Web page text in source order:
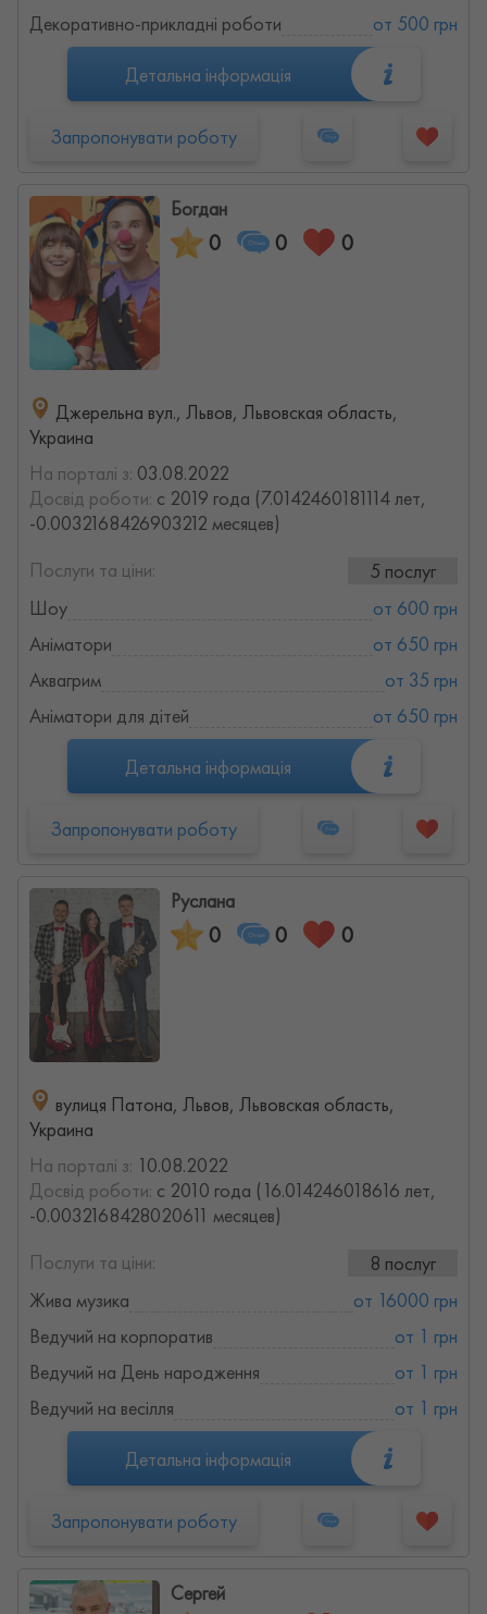
Декоративно-прикладні роботи
от 500 грн
Детальна інформація
Запропонувати роботу
Богдан
0 0 0
Джерельна вул., Львов, Львовская область,
Украина
На порталі з: 03.08.2022
Досвід роботи: с 2019 года (7.0142460181114 лет,
-0.0032168426903212 месяцев)
Послуги та ціни:
5 послуг
Шоу
от 600 грн
Аніматори
от 650 грн
Аквагрим
от 35 грн
Аніматори для дітей
от 650 грн
Детальна інформація
Запропонувати роботу
Руслана
0 0 0
вулиця Патона, Львов, Львовская область,
Украина
На порталі з: 10.08.2022
Досвід роботи: с 2010 года (16.014246018616 лет,
-0.0032168428020611 месяцев)
Послуги та ціни:
8 послуг
Жива музика
от 16000 грн
Ведучий на корпоратив
от 1 грн
Ведучий на День народження
от 1 грн
Ведучий на весілля
от 1 грн
Детальна інформація
Запропонувати роботу
Сергей